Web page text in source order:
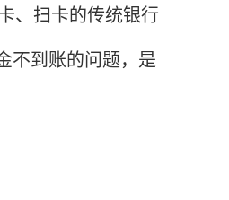
、扫卡的传统银行
不到账的问题，是